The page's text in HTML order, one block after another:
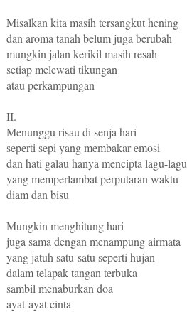
Misalkan kita masih tersangkut hening
dan aroma tanah belum juga berubah
mungkin jalan kerikil masih resah
setiap melewati tikungan
atau perkampungan
II.
Menunggu risau di senja hari
seperti sepi yang membakar emosi
dan hati galau hanya mencipta lagu-lagu
yang memperlambat perputaran waktu
diam dan bisu
Mungkin menghitung hari
juga sama dengan menampung airmata
yang jatuh satu-satu seperti hujan
dalam telapak tangan terbuka
sambil menaburkan doa
ayat-ayat cinta